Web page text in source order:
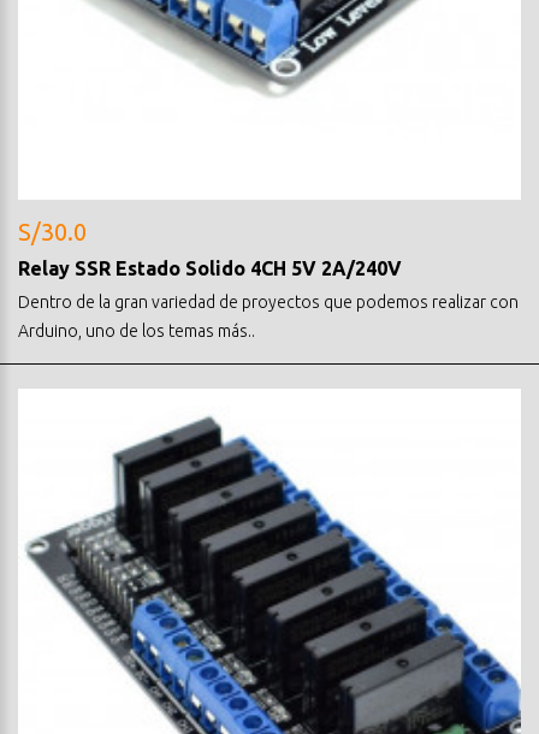
S/30.0
Relay SSR Estado Solido 4CH 5V 2A/240V
Dentro de la gran variedad de proyectos que podemos realizar con
Arduino, uno de los temas más..